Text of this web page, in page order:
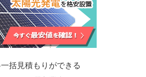
括見積もりができる